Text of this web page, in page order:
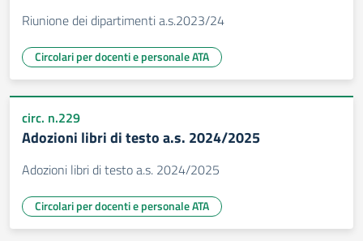
Riunione dei dipartimenti a.s.2023/24
Circolari per docenti e personale ATA
circ. n.229
Adozioni libri di testo a.s. 2024/2025
Adozioni libri di testo a.s. 2024/2025
Circolari per docenti e personale ATA